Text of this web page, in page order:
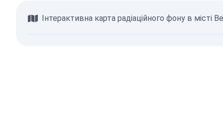
Інтерактивна карта радіаційного фону в місті